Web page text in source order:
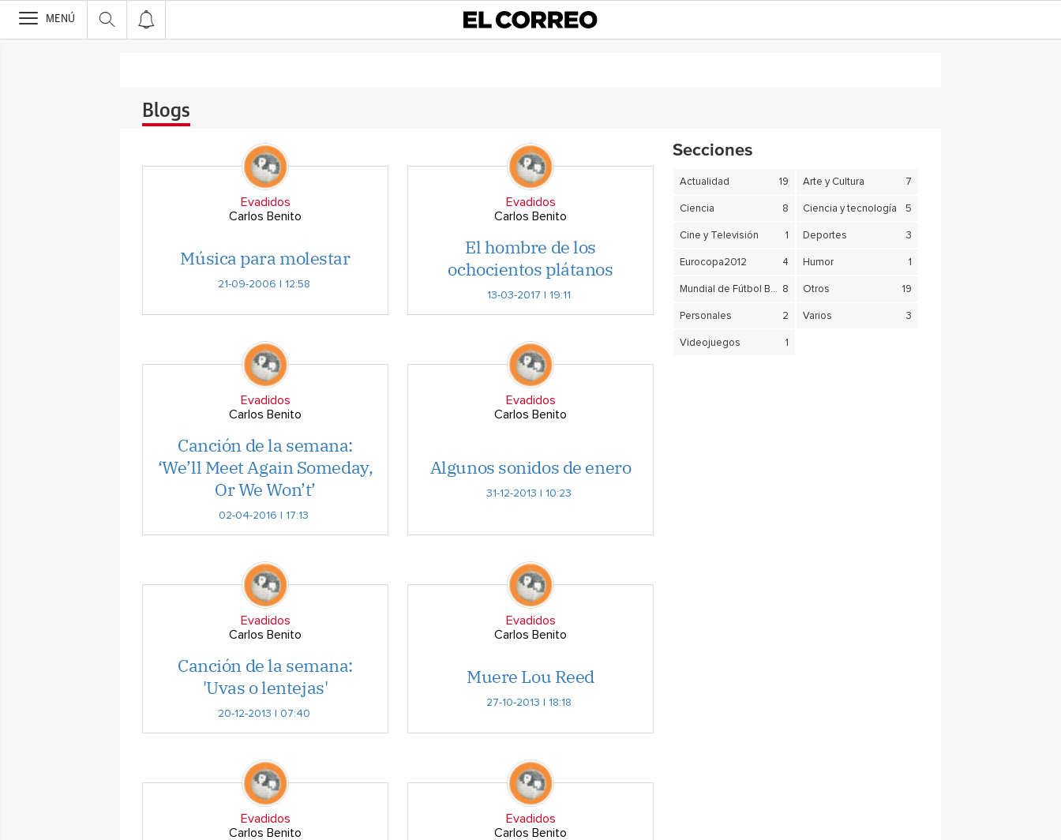
>
MENÚ
Blogs
Evadidos
Carlos Benito
Música para molestar
21-09-2006 | 12:58
Evadidos
Carlos Benito
El hombre de los
ochocientos plátanos
13-03-2017 | 19:11
Evadidos
Carlos Benito
Canción de la semana:
‘We’ll Meet Again Someday,
Or We Won’t’
02-04-2016 | 17:13
Evadidos
Carlos Benito
Algunos sonidos de enero
31-12-2013 | 10:23
Evadidos
Carlos Benito
Canción de la semana:
'Uvas o lentejas'
20-12-2013 | 07:40
Evadidos
Carlos Benito
Muere Lou Reed
27-10-2013 | 18:18
Evadidos
Carlos Benito
Evadidos
Carlos Benito
Secciones
Actualidad 19 Arte y Cultura 7
Ciencia 8 Ciencia y tecnología 5
Cine y Televisión 1 Deportes 3
Eurocopa2012 4 Humor 1
Mundial de Fútbol Brasil 2014 8 Otros 19
Personales 2 Varios 3
Videojuegos 1